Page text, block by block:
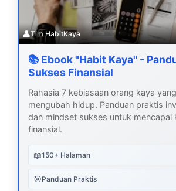
👤Tim HabitKaya
📚 Ebook "Habit Kaya" -
Sukses Finansial
Rahasia 7 kebiasaan orang kaya
mengubah hidup. Panduan praktis
dan mindset sukses untuk mencapai
finansial.
📖150+ Halaman
🎯Panduan Praktis